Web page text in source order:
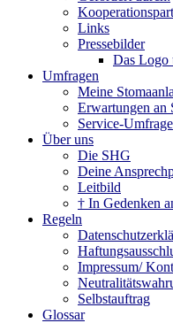
Links
Pressebilder
Das Logo
Umfragen
Meine
Erwartungen an
Service-Umfrage
Über uns
Die SHG
Deine
Leitbild
† In Gedenken
Regeln
Impressum/
Selbstauftrag
Glossar